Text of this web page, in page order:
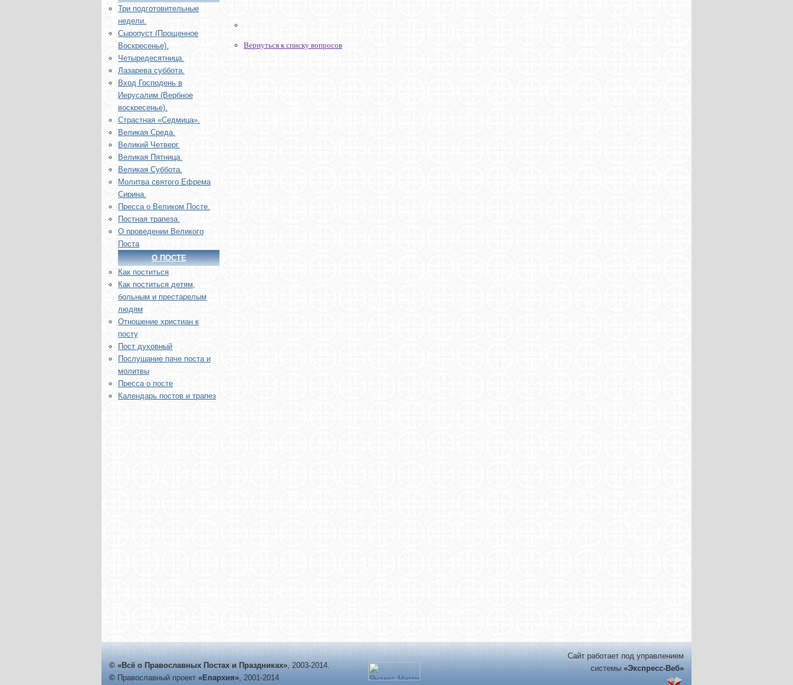
Три подготовительные
недели.
Сыропуст (Прощенное
Воскресенье).
Четыредесятница.
Лазарева суббота.
Вход Господень в
Иерусалим (Вербное
воскресенье).
Страстная «Седмица».
Великая Среда.
Великий Четверг.
Великая Пятница.
Великая Суббота.
Молитва святого Ефрема
Сирина.
Пресса о Великом Посте.
Постная трапеза.
О проведении Великого
Поста
О ПОСТЕ
Как поститься
Как поститься детям,
больным и престарелым
людям
Отношение христиан к
посту
Пост духовный
Послушание паче поста и
молитвы
Пресса о посте
Календарь постов и трапез
Вернуться к списку вопросов
© «Всё о Православных Постах и Праздниках», 2003-2014.
© Православный проект «Епархия», 2001-2014
Сайт работает под управлением
системы «Экспресс-Веб»